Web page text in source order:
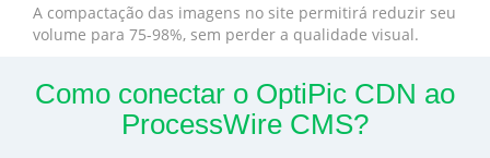
A compactação das imagens no site permitirá reduzir seu
volume para 75-98%, sem perder a qualidade visual.
Como conectar o OptiPic CDN ao
ProcessWire CMS?